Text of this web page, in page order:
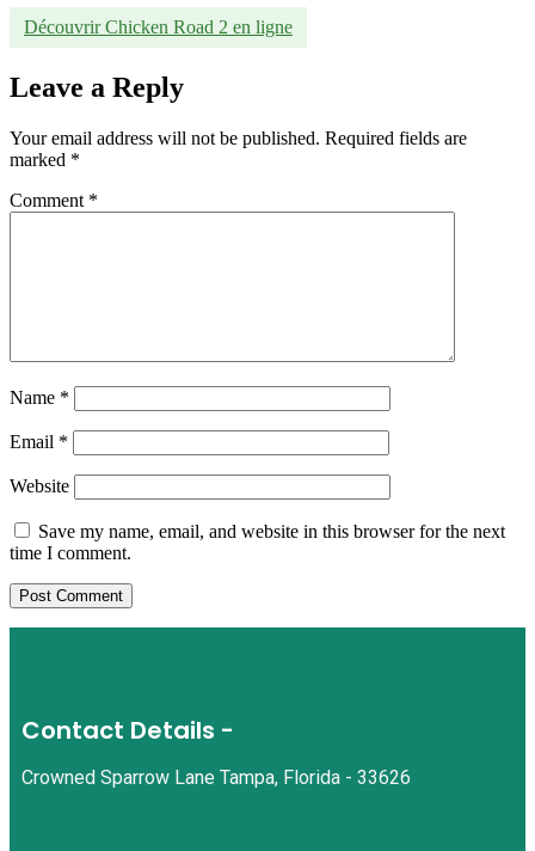
Découvrir Chicken Road 2 en ligne
Leave a Reply
Your email address will not be published. Required fields are
marked *
Comment *
Name *
Email *
Website
Save my name, email, and website in this browser for the next
time I comment.
Contact Details -
Crowned Sparrow Lane Tampa, Florida - 33626